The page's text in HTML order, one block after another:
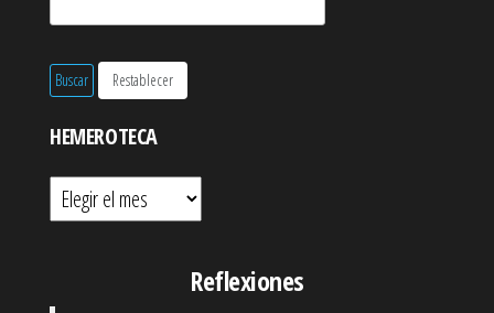
HEMEROTECA
Hemeroteca
Reflexiones